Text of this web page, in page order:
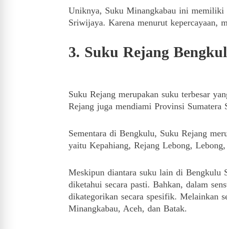
Uniknya, Suku Minangkabau ini memiliki
Sriwijaya. Karena menurut kepercayaan,
3. Suku Rejang
Suku Rejang merupakan suku terbesar
Rejang juga mendiami Provinsi Sumatera
Sementara di Bengkulu, Suku Rejang
yaitu Kepahiang, Rejang Lebong,
Meskipun diantara suku lain di Bengkulu
diketahui secara pasti. Bahkan, dalam
dikategorikan secara spesifik. Melainkan
Minangkabau, Aceh, dan Batak.